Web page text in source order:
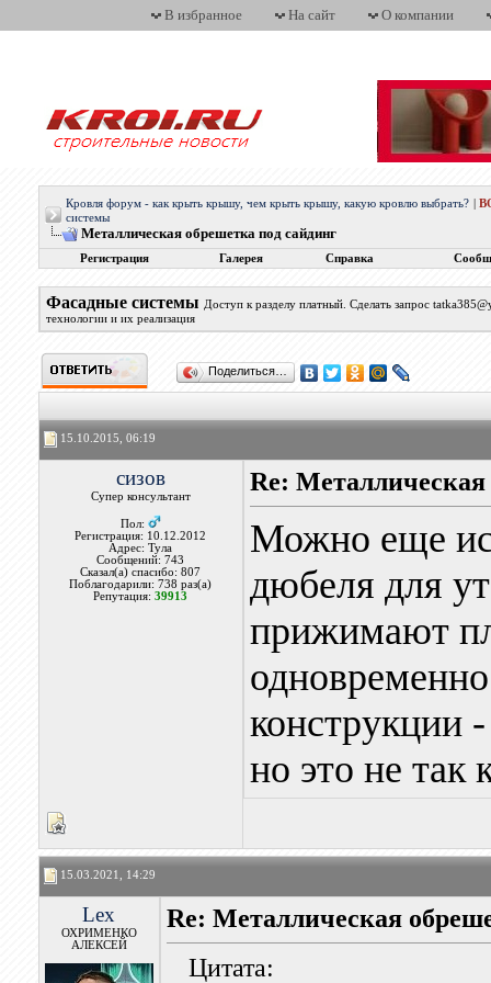
В избранное На сайт О компании
Кровля форум - как крыть крышу, чем крыть крышу, какую кровлю выбрать?
системы
Металлическая обрешетка под сайдинг
Регистрация Галерея Справка
Фасадные системы Доступ к разделу платный. Сделать запрос
технологии и их реализация
Поделиться…
15.10.2015, 06:19
сизов
Супер консультант
Пол:
Регистрация: 10.12.2012
Адрес: Тула
Сообщений: 743
Сказал(а) спасибо: 807
Поблагодарили: 738 раз(а)
Репутация:39913
Re:
Можно еще
дюбеля для
прижимают
конструкции
но это не так
15.03.2021, 14:29
Lex
ОХРИМЕНКО
АЛЕКСЕЙ
Re: Металлическая
Цитата: